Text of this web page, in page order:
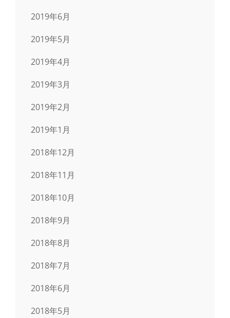
2019年6月
2019年5月
2019年4月
2019年3月
2019年2月
2019年1月
2018年12月
2018年11月
2018年10月
2018年9月
2018年8月
2018年7月
2018年6月
2018年5月